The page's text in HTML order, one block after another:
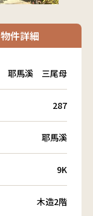
物件詳細
耶馬溪 三尾母
287
耶馬溪
9K
木造2階